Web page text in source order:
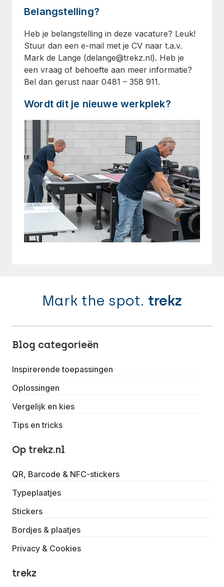
Belangstelling?
Heb je belangstelling in deze vacature? Leuk!
Stuur dan een e-mail met je CV naar t.a.v.
Mark de Lange (delange@trekz.nl). Heb je
een vraag of behoefte aan meer informatie?
Bel dan gerust naar 0481 – 358 911.
Wordt dit je nieuwe werkplek?
Mark the spot. trekz
Blog categorieën
Inspirerende toepassingen
Oplossingen
Vergelijk en kies
Tips en tricks
Op trekz.nl
QR, Barcode & NFC-stickers
Typeplaatjes
Stickers
Bordjes & plaatjes
Privacy & Cookies
trekz